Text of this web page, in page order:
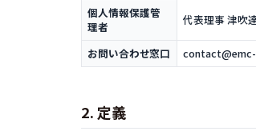
個人情報保護管
理者
代表理事 津吹
お問い合わせ窓口
2. 定義